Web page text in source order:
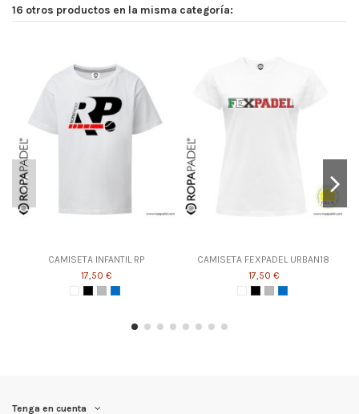
16 otros productos en la misma categoría:
CAMISETA INFANTIL RP
17,50 €
CAMISETA FEXPADEL URBAN18
17,50 €
Tenga en cuenta